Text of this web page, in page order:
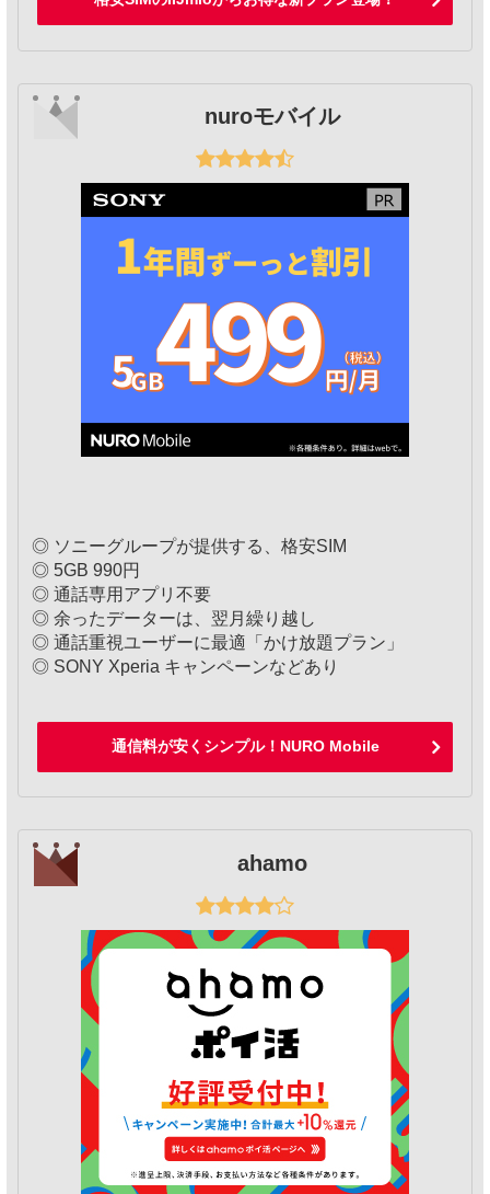
nuroモバイル
◎ ソニーグループが提供する、格安SIM
◎ 5GB 990円
◎ 通話専用アプリ不要
◎ 余ったデーターは、翌月繰り越し
◎ 通話重視ユーザーに最適「かけ放題プラン」
◎ SONY Xperia キャンペーンなどあり
通信料が安くシンプル！NURO Mobile
ahamo